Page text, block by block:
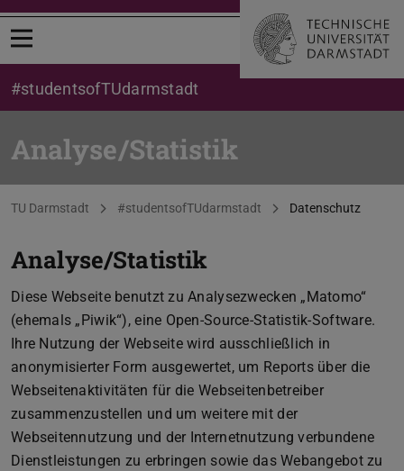
Menü öffnen
#studentsofTUdarmstadt
Analyse/Statistik
Sie befinden sich hier:
TU Darmstadt #studentsofTUdarmstadt Datenschutz
Analyse/Statistik
Diese Webseite benutzt zu Analysezwecken „Matomo“
(ehemals „Piwik“), eine Open-Source-Statistik-Software.
Ihre Nutzung der Webseite wird ausschließlich in
anonymisierter Form ausgewertet, um Reports über die
Webseitenaktivitäten für die Webseitenbetreiber
zusammenzustellen und um weitere mit der
Webseitennutzung und der Internetnutzung verbundene
Dienstleistungen zu erbringen sowie das Webangebot zu